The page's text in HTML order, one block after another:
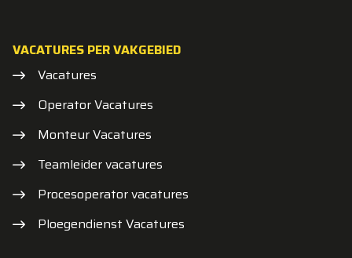
VACATURES PER VAKGEBIED
Vacatures
Operator Vacatures
Monteur Vacatures
Teamleider vacatures
Procesoperator vacatures
Ploegendienst Vacatures